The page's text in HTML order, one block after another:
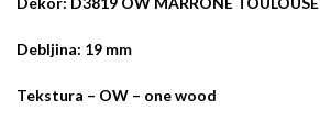
Debljina: 19 mm
Tekstura – OW – one wood